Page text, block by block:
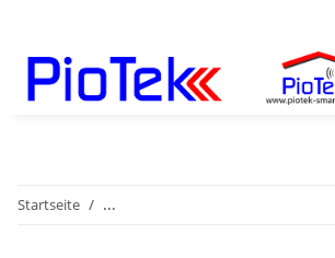
Startseite ...